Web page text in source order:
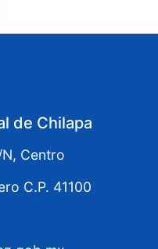
de Chilapa
Centro
C.P. 41100